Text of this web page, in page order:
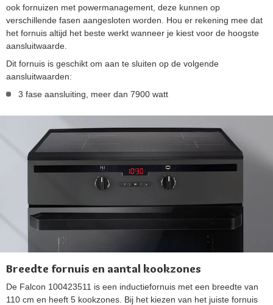
ook fornuizen met powermanagement, deze kunnen op
verschillende fasen aangesloten worden. Hou er rekening mee dat
het fornuis altijd het beste werkt wanneer je kiest voor de hoogste
aansluitwaarde.
Dit fornuis is geschikt om aan te sluiten op de volgende
aansluitwaarden:
3 fase aansluiting, meer dan 7900 watt
Breedte fornuis en aantal kookzones
De Falcon 100423511 is een inductiefornuis met een breedte van
110 cm en heeft 5 kookzones. Bij het kiezen van het juiste fornuis